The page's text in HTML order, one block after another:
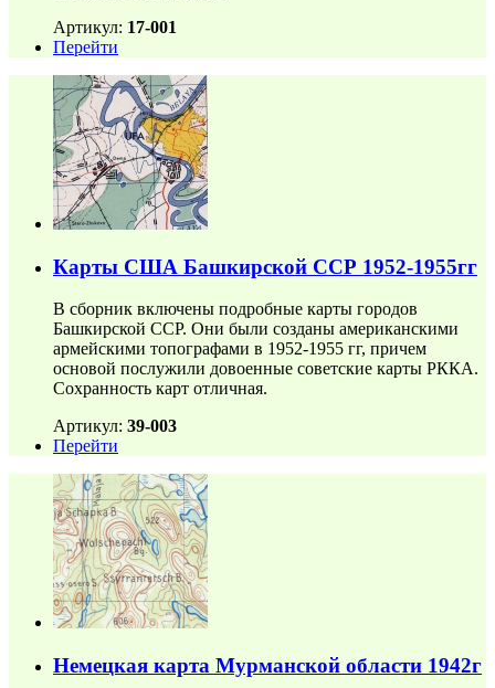
Артикул: 17-001
Перейти
Карты США Башкирской ССР 1952-1955гг
В сборник включены подробные карты городов
Башкирской ССР. Они были созданы американскими
армейскими топографами в 1952-1955 гг, причем
основой послужили довоенные советские карты РККА.
Сохранность карт отличная.
Артикул: 39-003
Перейти
Немецкая карта Мурманской области 1942г